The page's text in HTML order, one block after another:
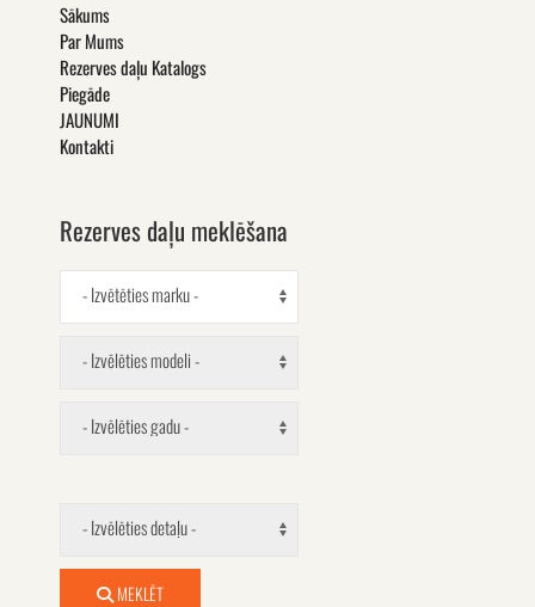
Sākums
Par Mums
Rezerves daļu Katalogs
Piegāde
JAUNUMI
Kontakti
Rezerves daļu meklēšana
- Izvētēties marku -
- Izvēlēties modeli -
- Izvēlēties gadu -
- Izvēlēties detaļu -
MEKLĒT